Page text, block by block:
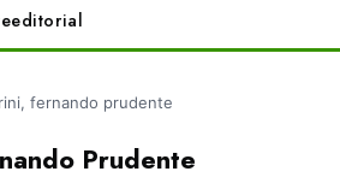
editorial
fernando prudente
Prudente